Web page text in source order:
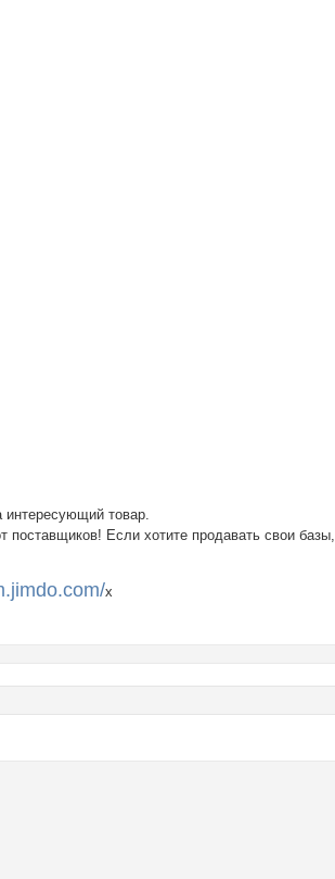
интересующий товар.
Если хотите продавать свои базы,
х